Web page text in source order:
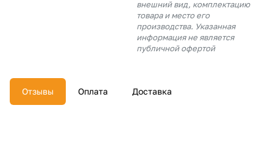
внешний вид, комплектацию
товара и место его
производства. Указанная
информация не является
публичной офертой
Отзывы Оплата Доставка
Остались вопросы?